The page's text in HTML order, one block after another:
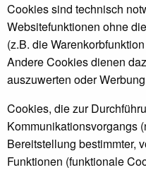
Cookies sind technisch
Websitefunktionen ohne
(z.B. die
Andere Cookies dienen
auszuwerten oder
Cookies, die zur
Kommunikationsvorgangs
Bereitstellung bestimmter,
Funktionen (funktionale